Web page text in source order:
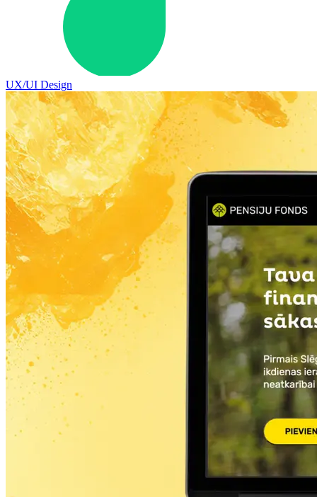
UX/UI Design